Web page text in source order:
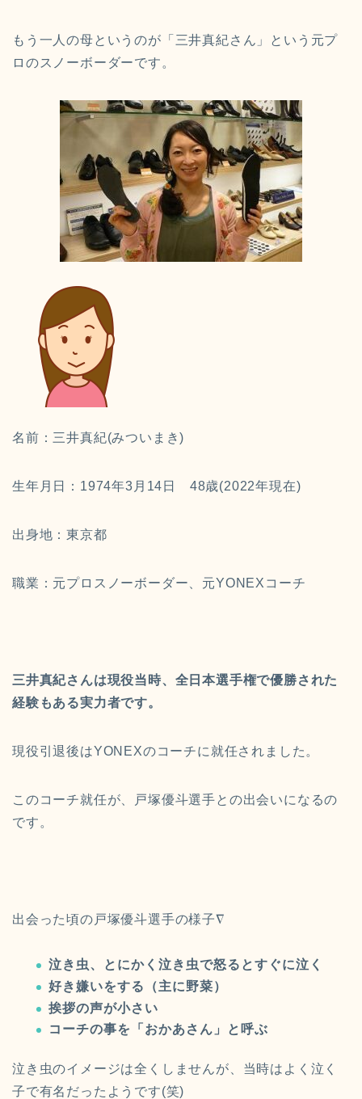
もう一人の母というのが「 三井真紀さん」という元プ
ロのスノーボーダーです。
名前：三井真紀(みついまき)
生年月日：1974年3月14日 48歳(2022年現在)
出身地：東京都
職業：元プロスノーボーダー、元YONEXコーチ
三井真紀さんは現役当時、全日本選手権で優勝された
経験もある実力者です。
現役引退後はYONEXのコーチに就任されました。
このコーチ就任が、戸塚優斗選手との出会いになるの
です。
出会った頃の戸塚優斗選手の様子∇
泣き虫、とにかく泣き虫で怒るとすぐに泣く
好き嫌いをする（主に野菜）
挨拶の声が小さい
コーチの事を「おかあさん」と呼ぶ
泣き虫のイメージは全くしませんが、当時はよく泣く
子で有名だったようです(笑)